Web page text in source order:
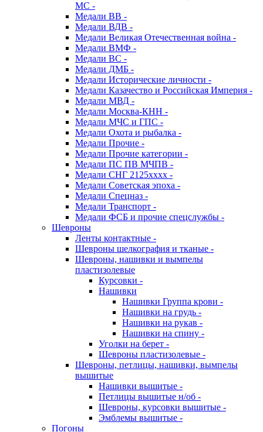
МС -
Медали ВВ -
Медали ВДВ -
Медали Великая Отечественная война -
Медали ВМФ -
Медали ВС -
Медали ДМБ -
Медали Исторические личности -
Медали Казачество и Российская Империя -
Медали МВД -
Медали Москва-КНН -
Медали МЧС и ГПС -
Медали Охота и рыбалка -
Медали Прочие -
Медали Прочие категории -
Медали ПС ПВ МЧПВ -
Медали СНГ 2125хххх -
Медали Советская эпоха -
Медали Спецназ -
Медали Транспорт -
Медали ФСБ и прочие спецслужбы -
Шевроны
Ленты контактные -
Шевроны шелкография и тканые -
Шевроны, нашивки и вымпелы
пластизолевые
Курсовки -
Нашивки
Нашивки Группа крови -
Нашивки на грудь -
Нашивки на рукав -
Нашивки на спину -
Уголки на берет -
Шевроны пластизолевые -
Шевроны, петлицы, нашивки, вымпелы
вышитые
Нашивки вышитые -
Петлицы вышитые н/об -
Шевроны, курсовки вышитые -
Эмблемы вышитые -
Погоны